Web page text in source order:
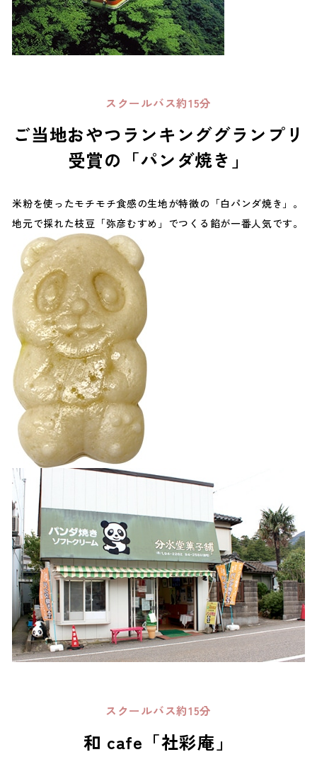
スクールバス約15分
ご当地おやつランキンググランプリ
受賞の「パンダ焼き」
米粉を使ったモチモチ食感の生地が特徴の「白パンダ焼き」。
地元で採れた枝豆「弥彦むすめ」でつくる餡が一番人気です。
スクールバス約15分
和 cafe「社彩庵」